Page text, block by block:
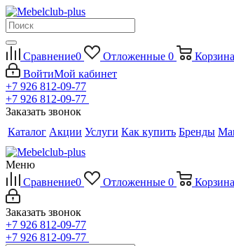
Сравнение0 Отложенные 0 Корзина
ВойтиМой кабинет
+7 926 812-09-77
+7 926 812-09-77
Заказать звонок
Каталог Акции Услуги Как купить Бренды
Меню
Сравнение0 Отложенные 0 Корзина
Заказать звонок
+7 926 812-09-77
+7 926 812-09-77